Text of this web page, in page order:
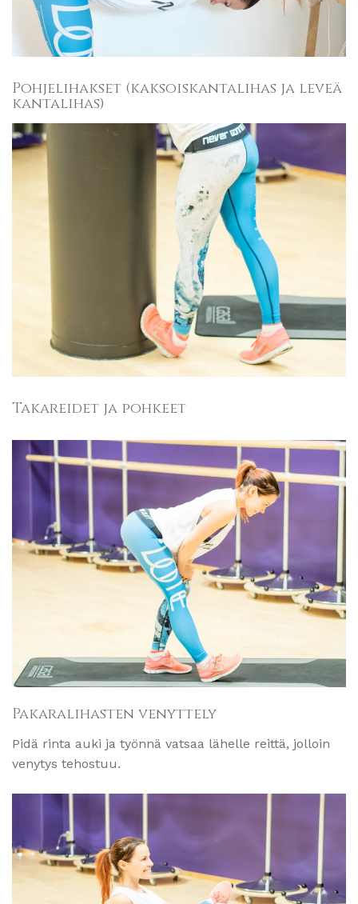
Pohjelihakset (kaksoiskantalihas ja leveä
kantalihas)
Takareidet ja pohkeet
Pakaralihasten venyttely
Pidä rinta auki ja työnnä vatsaa lähelle reittä, jolloin
venytys tehostuu.